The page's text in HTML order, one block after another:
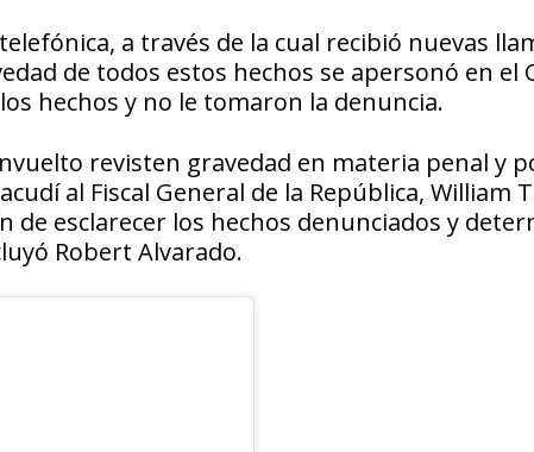
a través de la cual recibió nuevas
de todos estos hechos se apersonó en el
hechos y no le tomaron la denuncia.
revisten gravedad en materia penal y
al Fiscal General de la República, William
de esclarecer los hechos denunciados y
Robert Alvarado.